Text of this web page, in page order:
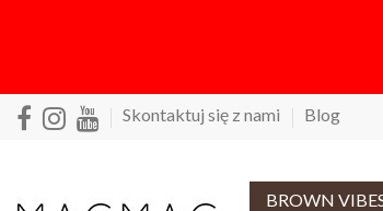
Skontaktuj się z nami Blog
BROWN